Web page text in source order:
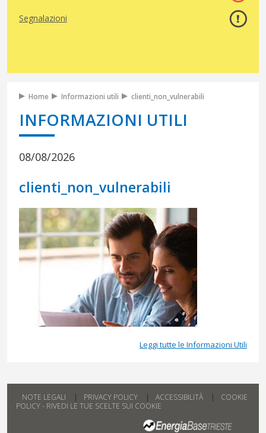
Segnalazioni
Home Informazioni utili clienti_non_vulnerabili
INFORMAZIONI UTILI
08/08/2026
clienti_non_vulnerabili
Leggi tutte le Informazioni Utili
NOTE LEGALI PRIVACY POLICY ACCESSIBILITÀ
COOKIE
POLICY - RIVEDI LE TUE SCELTE SUI COOKIE